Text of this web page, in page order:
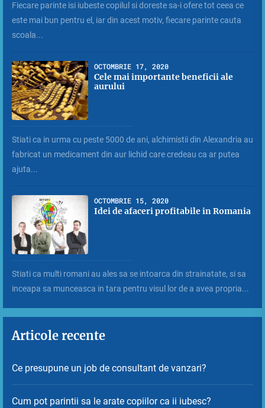
Fiecare parinte isi iubeste copilul si doreste sa-i ofere tot ceea ce
este mai bun pentru el, iar din acest motiv, fiecare parinte cauta
scoala...
OCTOMBRIE 17, 2020
Cele mai importante beneficii ale
aurului
Stiati ca in urma cu peste 5000 de ani, alchimistii din Alexandria au
fabricat un medicament din aur lichid care credeau ca ar putea
ajuta...
OCTOMBRIE 15, 2020
Idei de afaceri profitabile in Romania
Stiati ca multi romani au ales sa se intoarca din strainatate, si sa
inceapa sa munceasca in tara pentru visul lor de a avea propria...
Articole recente
Ce presupune un job de consultant de vanzari?
Cum pot parintii sa le arate copiilor ca ii iubesc?